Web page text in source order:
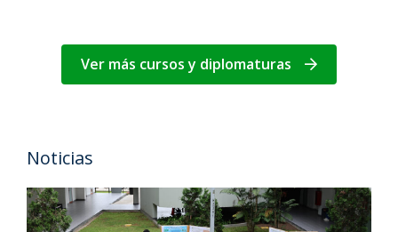
Ver más cursos y diplomaturas
Noticias